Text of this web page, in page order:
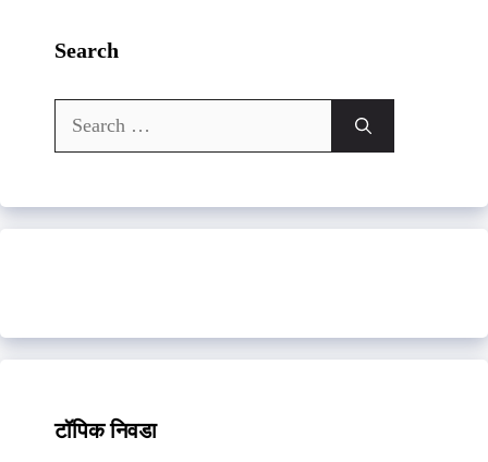
Search
Search
for:
टॉपिक निवडा